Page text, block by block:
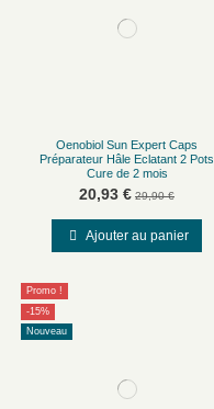
Oenobiol Sun Expert Caps
Préparateur Hâle Eclatant 2 Pots
Cure de 2 mois
20,93 € 29,90 €
Ajouter au panier
Promo !
-15%
Nouveau